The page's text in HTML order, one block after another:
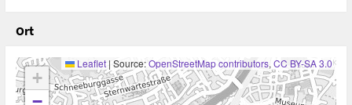
Theorien der Diversität und maritime
Medientechnologien gleichermaßen erprobt wie
situierte Wissenspraktiken ausgebildet werden. Uns
interessiert dabei besonders die Frage, in welchem
(reziproken) Verhältnis die Einwanderung mariner
Ort
+
Leaflet | Source:OpenStreetMap contributors, CC BY-SA 3.0